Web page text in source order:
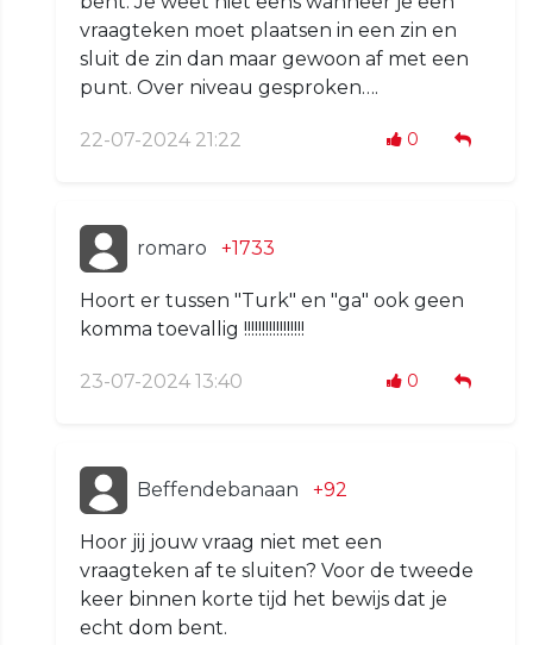
vraagteken moet plaatsen in een zin en
sluit de zin dan maar gewoon af met een
punt. Over niveau gesproken….
22-07-2024 21:22 0
romaro +1733
Hoort er tussen "Turk" en "ga" ook geen
komma toevallig !!!!!!!!!!!!!!!!!
23-07-2024 13:40 0
Beffendebanaan +92
Hoor jij jouw vraag niet met een
vraagteken af te sluiten? Voor de tweede
keer binnen korte tijd het bewijs dat je
echt dom bent.